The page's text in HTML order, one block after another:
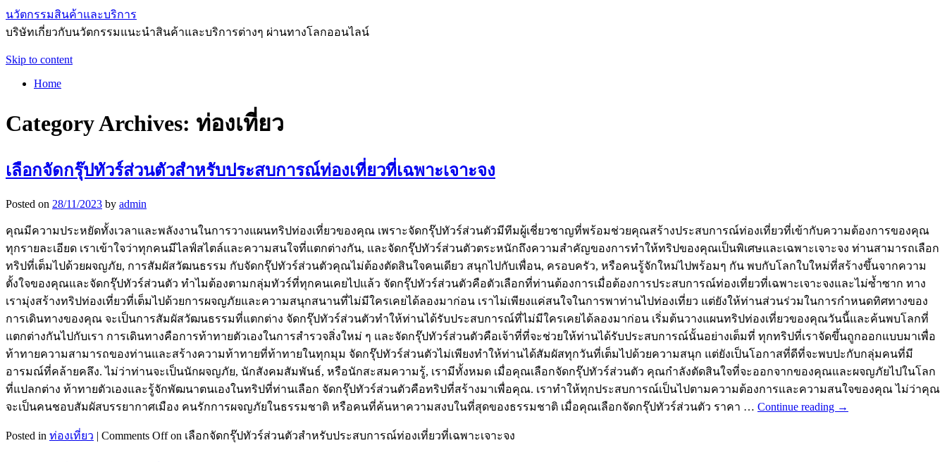
นวัตกรรมสินค้าและบริการ
บริษัทเกี่ยวกับนวัตกรรมแนะนำสินค้าและบริการต่างๆ ผ่านทางโลกออนไลน์
Skip to content
Home
Category Archives: ท่องเที่ยว
เลือกจัดกรุ๊ปทัวร์ส่วนตัวสำหรับประสบการณ์ท่องเที่ยวที่เฉพาะเจาะจง
Posted on 28/11/2023 by admin
คุณมีความประหยัดทั้งเวลาและพลังงานในการวางแผนทริปท่องเที่ยวของคุณ เพราะจัดกรุ๊ปทัวร์ส่วนตัวมีทีมผู้เชี่ยวชาญที่พร้อมช่วยคุณสร้างประสบการณ์ท่องเที่ยวที่เข้ากับความต้องการของคุณ
ทุกรายละเอียด เราเข้าใจว่าทุกคนมีไลฟ์สไตล์และความสนใจที่แตกต่างกัน, และจัดกรุ๊ปทัวร์ส่วนตัวตระหนักถึงความสำคัญของการทำให้ทริปของคุณเป็นพิเศษและเฉพาะเจาะจง ท่านสามารถเลือก
ทริปที่เต็มไปด้วยผจญภัย, การสัมผัสวัฒนธรรม กับจัดกรุ๊ปทัวร์ส่วนตัวคุณไม่ต้องตัดสินใจคนเดียว สนุกไปกับเพื่อน, ครอบครัว, หรือคนรู้จักใหม่ไปพร้อมๆ กัน พบกับโลกใบใหม่ที่สร้างขึ้นจากความ
ตั้งใจของคุณและจัดกรุ๊ปทัวร์ส่วนตัว ทำไมต้องตามกลุ่มทัวร์ที่ทุกคนเคยไปแล้ว จัดกรุ๊ปทัวร์ส่วนตัวคือตัวเลือกที่ท่านต้องการเมื่อต้องการประสบการณ์ท่องเที่ยวที่เฉพาะเจาะจงและไม่ซ้ำซาก ทาง
เรามุ่งสร้างทริปท่องเที่ยวที่เต็มไปด้วยการผจญภัยและความสนุกสนานที่ไม่มีใครเคยได้ลองมาก่อน เราไม่เพียงแค่สนใจในการพาท่านไปท่องเที่ยว แต่ยังให้ท่านส่วนร่วมในการกำหนดทิศทางของ
การเดินทางของคุณ จะเป็นการสัมผัสวัฒนธรรมที่แตกต่าง จัดกรุ๊ปทัวร์ส่วนตัวทำให้ท่านได้รับประสบการณ์ที่ไม่มีใครเคยได้ลองมาก่อน เริ่มต้นวางแผนทริปท่องเที่ยวของคุณวันนี้และค้นพบโลกที่
แตกต่างกันไปกับเรา การเดินทางคือการท้าทายตัวเองในการสำรวจสิ่งใหม่ ๆ และจัดกรุ๊ปทัวร์ส่วนตัวคือเจ้าที่ที่จะช่วยให้ท่านได้รับประสบการณ์นั้นอย่างเต็มที่ ทุกทริปที่เราจัดขึ้นถูกออกแบบมาเพื่อ
ท้าทายความสามารถของท่านและสร้างความท้าทายที่ท้าทายในทุกมุม จัดกรุ๊ปทัวร์ส่วนตัวไม่เพียงทำให้ท่านได้สัมผัสทุกวันที่เต็มไปด้วยความสนุก แต่ยังเป็นโอกาสที่ดีที่จะพบปะกับกลุ่มคนที่มี
อารมณ์ที่คล้ายคลึง. ไม่ว่าท่านจะเป็นนักผจญภัย, นักสังคมสัมพันธ์, หรือนักสะสมความรู้, เรามีทั้งหมด เมื่อคุณเลือกจัดกรุ๊ปทัวร์ส่วนตัว คุณกำลังตัดสินใจที่จะออกจากของคุณและผจญภัยไปในโลก
ที่แปลกต่าง ท้าทายตัวเองและรู้จักพัฒนาตนเองในทริปที่ท่านเลือก จัดกรุ๊ปทัวร์ส่วนตัวคือทริปที่สร้างมาเพื่อคุณ. เราทำให้ทุกประสบการณ์เป็นไปตามความต้องการและความสนใจของคุณ ไม่ว่าคุณ
จะเป็นคนชอบสัมผัสบรรยากาศเมือง คนรักการผจญภัยในธรรมชาติ หรือคนที่ค้นหาความสงบในที่สุดของธรรมชาติ เมื่อคุณเลือกจัดกรุ๊ปทัวร์ส่วนตัว ราคา … Continue reading →
Posted in ท่องเที่ยว | Comments Offon เลือกจัดกรุ๊ปทัวร์ส่วนตัวสำหรับประสบการณ์ท่องเที่ยวที่เฉพาะเจาะจง